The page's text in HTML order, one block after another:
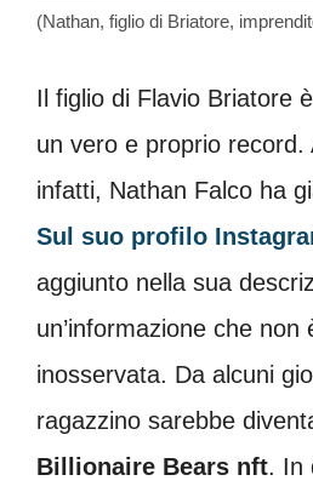
(Nathan, figlio di Briatore,
Il figlio di Flavio Briatore
un vero e proprio record.
infatti, Nathan Falco ha
Sul suo profilo
aggiunto nella sua
un’informazione che
inosservata. Da alcuni
ragazzino sarebbe
Billionaire Bears nft. In